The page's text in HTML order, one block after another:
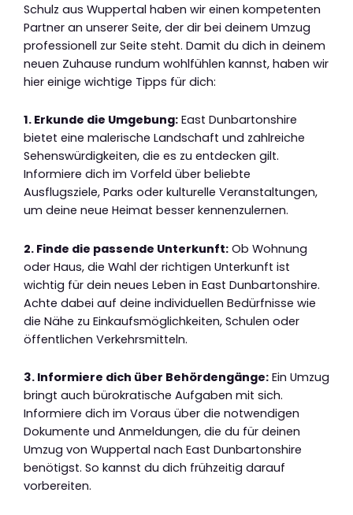
Schulz aus Wuppertal haben wir einen kompetenten
Partner an unserer Seite, der dir bei deinem Umzug
professionell zur Seite steht. Damit du dich in deinem
neuen Zuhause rundum wohlfühlen kannst, haben wir
hier einige wichtige Tipps für dich:
1. Erkunde die Umgebung: East Dunbartonshire
bietet eine malerische Landschaft und zahlreiche
Sehenswürdigkeiten, die es zu entdecken gilt.
Informiere dich im Vorfeld über beliebte
Ausflugsziele, Parks oder kulturelle Veranstaltungen,
um deine neue Heimat besser kennenzulernen.
2. Finde die passende Unterkunft: Ob Wohnung
oder Haus, die Wahl der richtigen Unterkunft ist
wichtig für dein neues Leben in East Dunbartonshire.
Achte dabei auf deine individuellen Bedürfnisse wie
die Nähe zu Einkaufsmöglichkeiten, Schulen oder
öffentlichen Verkehrsmitteln.
3. Informiere dich über Behördengänge: Ein Umzug
bringt auch bürokratische Aufgaben mit sich.
Informiere dich im Voraus über die notwendigen
Dokumente und Anmeldungen, die du für deinen
Umzug von Wuppertal nach East Dunbartonshire
benötigst. So kannst du dich frühzeitig darauf
vorbereiten.